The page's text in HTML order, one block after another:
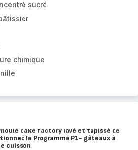
sucré
chimique
cake factory lavé et tapissé de
le Programme P1- gâteaux à
cuisson